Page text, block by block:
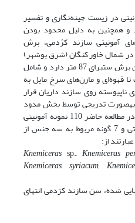
در زیست چینه‌نگاری و تفسیر
و همچنین به دلیل محدود بودن
آمونیتی سازند کژدمی، برش
شمال خاور کنگان (شرق بوشهر)
انتخاب شد. سازند کژدمی در این برش ستبرای 87 متر دارد و شامل
قهوه‌ای و مارن‌های سرخ مایل به
روی سازند داریان قرار
گرفته است و با همبری پیوسته به‎صورت تدریجی توسط بخش مدود
سازند سروک پوشیده می‌شود. در مطالعه حاضر 110 نمونه آمونیتی
گرد‌آوری شد و یک زیرزون زیستی و 7 گونه مربوط به سه جنس از
از:
Knemiceras sp., Knemiceras
Knemiceras syriacum,
شده، سن سازند کژدمی انتهای